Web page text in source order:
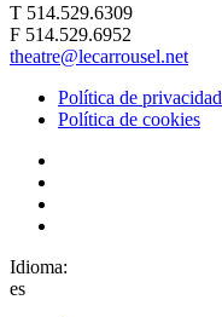
T 514.529.6309
F 514.529.6952
theatre@lecarrousel.net
Política de privacidad
Política de cookies
Idioma:
es